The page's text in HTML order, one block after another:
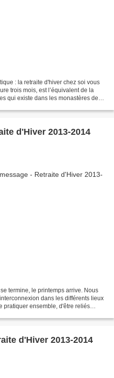
: la retraite d'hiver chez soi vous
trois mois, est l’équivalent de la
qui existe dans les monastères de
d'Hiver 2013-2014
termine, le printemps arrive. Nous
dans les différents lieux
pratiquer ensemble, d'être reliés
d'Hiver 2013-2014